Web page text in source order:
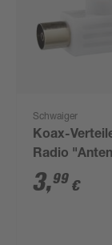
Schwaiger
Koax-
Radio
Standard
3,99 €